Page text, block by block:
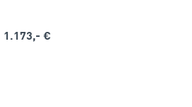
1.173,- €